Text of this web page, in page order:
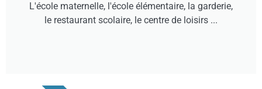
L'école maternelle, l'école élémentaire, la garderie,
le restaurant scolaire, le centre de loisirs ...